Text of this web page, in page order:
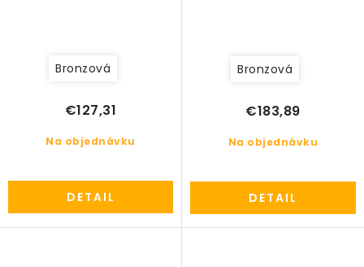
Bronzová
Na objednávku
€127,31
DETAIL
Bronzová
Na objednávku
€183,89
DETAIL